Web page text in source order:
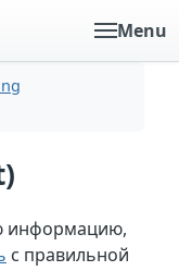
Menu
информацию,
с правильной